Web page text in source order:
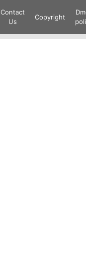
Contact
Us
Copyright